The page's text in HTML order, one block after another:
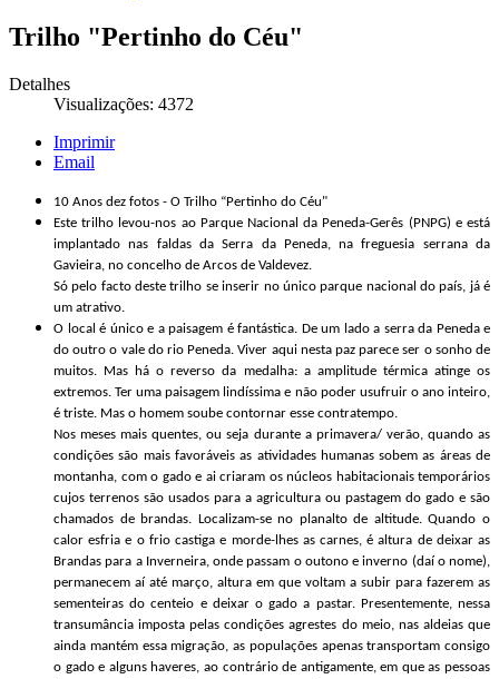
Trilho "Pertinho do Céu"
Detalhes
Visualizações: 4372
Imprimir
Email
10 Anos dez fotos - O Trilho “Pertinho do Céu"
Este trilho levou-nos ao Parque Nacional da Peneda-Gerês (PNPG) e está
implantado nas faldas da Serra da Peneda, na freguesia serrana da
Gavieira, no concelho de Arcos de Valdevez.
Só pelo facto deste trilho se inserir no único parque nacional do país, já é
um atrativo.
O local é único e a paisagem é fantástica. De um lado a serra da Peneda e
do outro o vale do rio Peneda. Viver aqui nesta paz parece ser o sonho de
muitos. Mas há o reverso da medalha: a amplitude térmica atinge os
extremos. Ter uma paisagem lindíssima e não poder usufruir o ano inteiro,
é triste. Mas o homem soube contornar esse contratempo.
Nos meses mais quentes, ou seja durante a primavera/ verão, quando as
condições são mais favoráveis as atividades humanas sobem as áreas de
montanha, com o gado e ai criaram os núcleos habitacionais temporários
cujos terrenos são usados para a agricultura ou pastagem do gado e são
chamados de brandas. Localizam-se no planalto de altitude. Quando o
calor esfria e o frio castiga e morde-lhes as carnes, é altura de deixar as
Brandas para a Inverneira, onde passam o outono e inverno (daí o nome),
permanecem aí até março, altura em que voltam a subir para fazerem as
sementeiras do centeio e deixar o gado a pastar. Presentemente, nessa
transumância imposta pelas condições agrestes do meio, nas aldeias que
ainda mantém essa migração, as populações apenas transportam consigo
o gado e alguns haveres, ao contrário de antigamente, em que as pessoas